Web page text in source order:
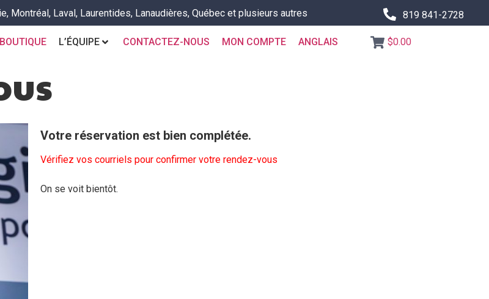
Montréal, Laval, Laurentides, Lanaudières, Québec et plusieurs autres 819 841-2728
BOUTIQUE L’ÉQUIPE CONTACTEZ-NOUS MON COMPTE ANGLAIS $0.00
Votre réservation est bien complétée.
Vérifiez vos courriels pour confirmer votre rendez-vous
On se voit bientôt.